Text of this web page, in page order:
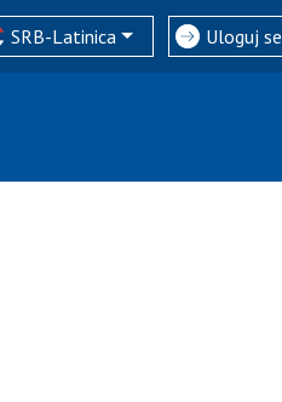
SRB-Latinica Uloguj se